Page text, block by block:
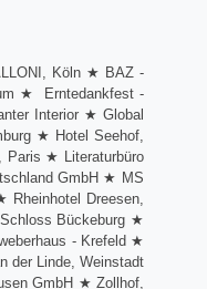
Köln ★ BAZ -
★ Erntedankfest -
Interior ★ Global
★ Hotel Seehof,
Paris ★ Literaturbüro
GmbH ★ MS
Dreesen,
Bückeburg ★
- Krefeld ★
der Linde, Weinstadt
GmbH ★ Zollhof,